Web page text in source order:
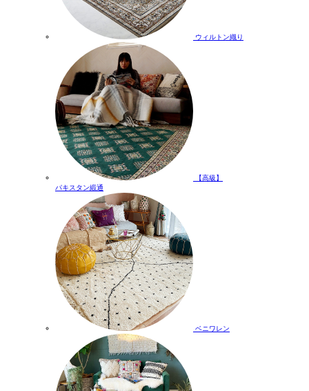
ウィルトン織り
【高級】
パキスタン緞通
ベニワレン